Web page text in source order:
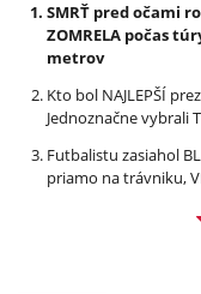
SMRŤ pred očami
ZOMRELA počas
metrov
Kto bol NAJLEPŠÍ
Jednoznačne vybrali
Futbalistu zasiahol
priamo na trávniku,